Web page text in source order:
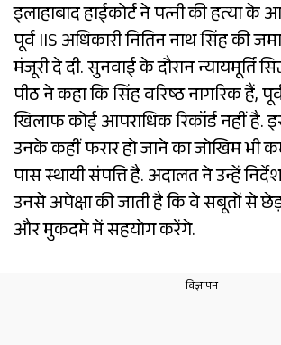
इलाहाबाद हाईकोर्ट ने पत्नी की हत्या
पूर्व IIS अधिकारी नितिन नाथ सिंह की
मंजूरी दे दी. सुनवाई के दौरान न्यायमूर्ति
पीठ ने कहा कि सिंह वरिष्ठ नागरिक हैं,
खिलाफ कोई आपराधिक रिकॉर्ड नहीं है.
उनके कहीं फरार हो जाने का जोखिम भी
पास स्थायी संपत्ति है. अदालत ने उन्हें
उनसे अपेक्षा की जाती है कि वे सबूतों से
और मुकदमे में सहयोग करेंगे.